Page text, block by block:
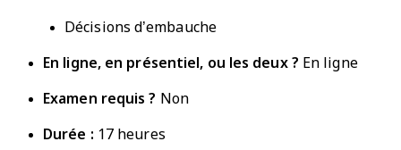
Décisions d’embauche
En ligne, en présentiel, ou les deux ? En ligne
Examen requis ? Non
Durée : 17 heures